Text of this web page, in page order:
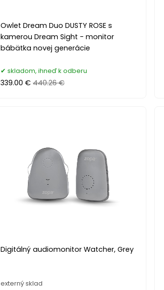
Owlet Dream Duo DUSTY ROSE s
kamerou Dream Sight - monitor
bábätka novej generácie
skladom, ihneď k odberu
339.00 € 440.26 €
Digitálný audiomonitor Watcher, Grey
externý sklad